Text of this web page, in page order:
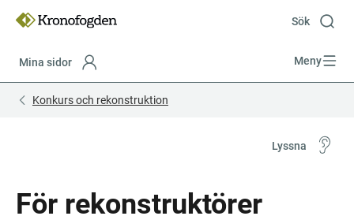
innehåll
Sök
Mina sidor Meny
Konkurs och rekonstruktion
Lyssna
För rekonstruktörer
start
end